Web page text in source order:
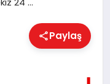
Paylaş